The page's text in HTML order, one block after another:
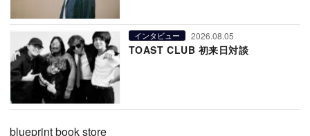
インタビュー 2026.08.05
TOAST CLUB 初来日対談
blueprint book store